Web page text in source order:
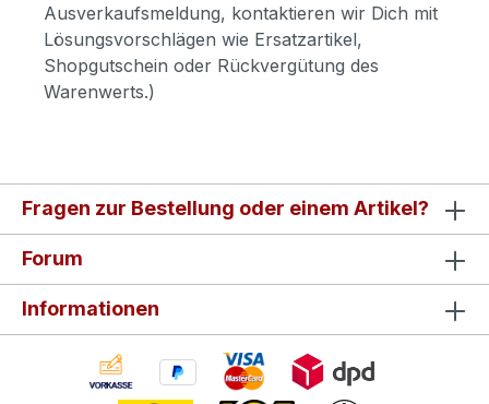
Ausverkaufsmeldung, kontaktieren wir Dich mit
Lösungsvorschlägen wie Ersatzartikel,
Shopgutschein oder Rückvergütung des
Warenwerts.)
Fragen zur Bestellung oder einem Artikel?
Forum
Informationen